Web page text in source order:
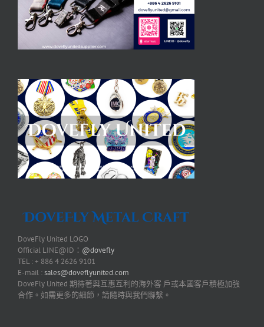
DoveFly United LOGO
Official LINE@ID： @dovefly
TEL : + 886 4 2626 9101
E-mail :sales@doveflyunited.com
DoveFly United 期待著與互惠互利的海外客 戶或本國客戶積極加強
合作。如需更多的細節，請隨時與我們聯繫。